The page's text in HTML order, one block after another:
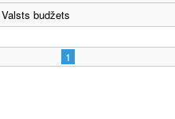
Valsts budžets
1